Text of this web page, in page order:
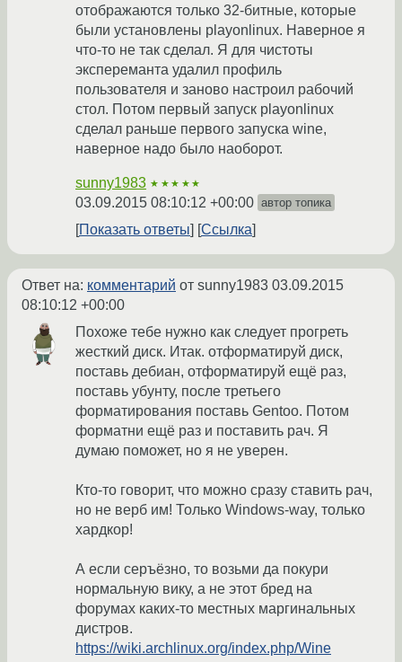
отображаются только 32-битные, которые
были установлены playonlinux. Наверное я
что-то не так сделал. Я для чистоты
экспереманта удалил профиль
пользователя и заново настроил рабочий
стол. Потом первый запуск playonlinux
сделал раньше первого запуска wine,
наверное надо было наоборот.
sunny1983 ★★★★★
03.09.2015 08:10:12 +00:00 автор топика
Показать ответы Ссылка
Ответ на: комментарий от sunny1983 03.09.2015
08:10:12 +00:00
Похоже тебе нужно как следует прогреть
жесткий диск. Итак. отформатируй диск,
поставь дебиан, отформатируй ещё раз,
поставь убунту, после третьего
форматирования поставь Gentoo. Потом
форматни ещё раз и поставить рач. Я
думаю поможет, но я не уверен.
Кто-то говорит, что можно сразу ставить рач,
но не верб им! Только Windows-way, только
хардкор!
А если серъёзно, то возьми да покури
нормальную вику, а не этот бред на
форумах каких-то местных маргинальных
дистров.
https://wiki.archlinux.org/index.php/Wine